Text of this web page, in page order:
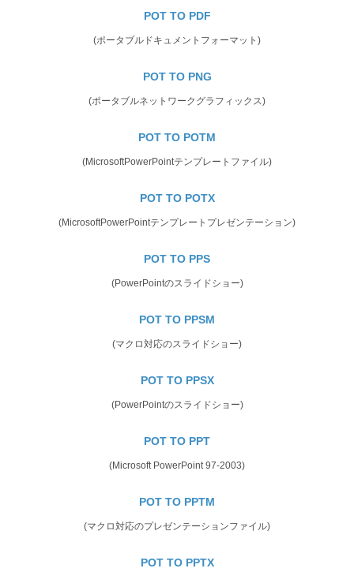
POT TO PDF
(ポータブルドキュメントフォーマット)
POT TO PNG
(ポータブルネットワークグラフィックス)
POT TO POTM
(MicrosoftPowerPointテンプレートファイル)
POT TO POTX
(MicrosoftPowerPointテンプレートプレゼンテーション)
POT TO PPS
(PowerPointのスライドショー)
POT TO PPSM
(マクロ対応のスライドショー)
POT TO PPSX
(PowerPointのスライドショー)
POT TO PPT
(Microsoft PowerPoint 97-2003)
POT TO PPTM
(マクロ対応のプレゼンテーションファイル)
POT TO PPTX